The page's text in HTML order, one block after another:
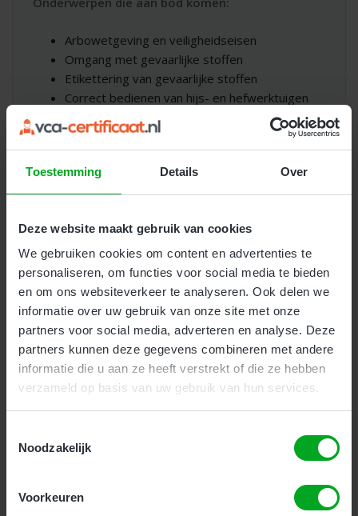
Toestemming Details Over
Deze website maakt gebruik van cookies
We gebruiken cookies om content en advertenties te
personaliseren, om functies voor social media te bieden
en om ons websiteverkeer te analyseren. Ook delen we
informatie over uw gebruik van onze site met onze
partners voor social media, adverteren en analyse. Deze
partners kunnen deze gegevens combineren met andere
informatie die u aan ze heeft verstrekt of die ze hebben
verzameld op basis van uw gebruik van hun services.
Noodzakelijk
Voorkeuren
Arbowetgeving en veiligheidseisen
Omgang met gevaarlijke stoffen
Etikettering van gevaarlijke stoffen
Correct bedienen van hijs- en hefwerktuigen
Persoonlijke beschermingsmiddelen
Voorkomen van struikel- en uitglijgevaar
Eisen rondom de werkplek en ergonomie
Veilig werken met elektriciteit
Werken in afgesloten ruimtes
Inschrijven
veiligheidsverantwoordelijkheid? Dan is de
VCA VOL